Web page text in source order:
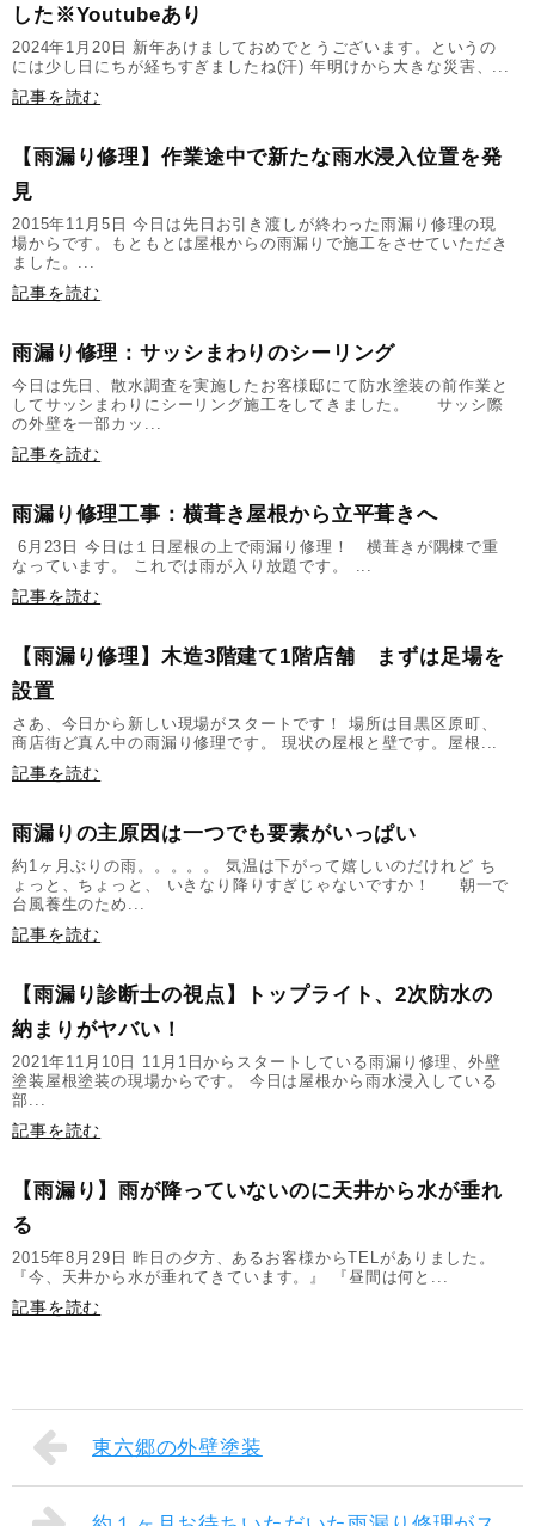
した※Youtubeあり
2024年1月20日 新年あけましておめでとうございます。というの
には少し日にちが経ちすぎましたね(汗) 年明けから大きな災害、...
記事を読む
【雨漏り修理】作業途中で新たな雨水浸入位置を発
見
2015年11月5日 今日は先日お引き渡しが終わった雨漏り修理の現
場からです。もともとは屋根からの雨漏りで施工をさせていただき
ました。...
記事を読む
雨漏り修理：サッシまわりのシーリング
今日は先日、散水調査を実施したお客様邸にて防水塗装の前作業と
してサッシまわりにシーリング施工をしてきました。 サッシ際
の外壁を一部カッ...
記事を読む
雨漏り修理工事：横葺き屋根から立平葺きへ
6月23日 今日は１日屋根の上で雨漏り修理！ 横葺きが隅棟で重
なっています。 これでは雨が入り放題です。 ...
記事を読む
【雨漏り修理】木造3階建て1階店舗 まずは足場を
設置
さあ、今日から新しい現場がスタートです！ 場所は目黒区原町、
商店街ど真ん中の雨漏り修理です。 現状の屋根と壁です。屋根...
記事を読む
雨漏りの主原因は一つでも要素がいっぱい
約1ヶ月ぶりの雨。。。。。 気温は下がって嬉しいのだけれど ち
ょっと、ちょっと、 いきなり降りすぎじゃないですか！ 朝一で
台風養生のため...
記事を読む
【雨漏り診断士の視点】トップライト、2次防水の
納まりがヤバい！
2021年11月10日 11月1日からスタートしている雨漏り修理、外壁
塗装屋根塗装の現場からです。 今日は屋根から雨水浸入している
部...
記事を読む
【雨漏り】雨が降っていないのに天井から水が垂れ
る
2015年8月29日 昨日の夕方、あるお客様からTELがありました。
『今、天井から水が垂れてきています。』 『昼間は何と...
記事を読む
東六郷の外壁塗装